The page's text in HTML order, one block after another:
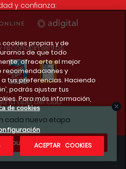
cada nueva etapa
apuntas?
y confianza:
reconocimientos:
la app del club
cookies propias y de
de que todo
ofrecerte el mejor
recomendaciones y
tus preferencias. Haciendo
podrás ajustar tus
Para más información,
de cookies
ACEPTAR COOKIES